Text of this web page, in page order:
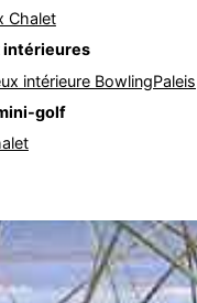
Chalet
intérieures
intérieure BowlingPaleis
golf